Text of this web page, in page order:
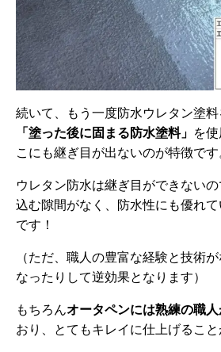
続いて、もう一度防水ウレタン塗料
「塗った後に固まる防水塗料」 を
こにも継ぎ目が出ないのが特徴です
ウレタン防水は継ぎ目ができない
込む隙間がなく、防水性にも優れ
です！
（ただ、職人の豊富な経験と技術
なったりして逆効果となります）
もちろんオータペンには熟練の職
おり、とてもキレイに仕上げること